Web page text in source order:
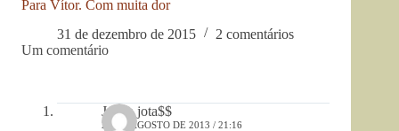
Para Vítor. Com muita dor
31 de dezembro de 2015
2 comentários
Um comentário
Joana jota$$
28 DE AGOSTO DE 2013 / 21:16